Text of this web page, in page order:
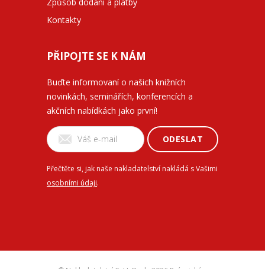
Způsob dodání a platby
Kontakty
PŘIPOJTE SE K NÁM
Buďte informovaní o našich knižních
novinkách, seminářích, konferencích a
akčních nabídkách jako první!
ODESLAT
Přečtěte si, jak naše nakladatelství nakládá s Vašimi
osobními údaji.